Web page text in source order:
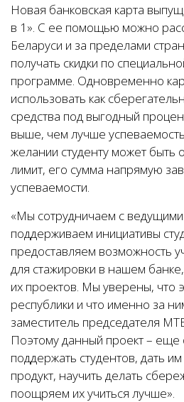
Новая банковская карта
в 1». С ее помощью можно
Беларуси и за пределами
получать скидки по
программе. Одновременно
использовать как
средства под выгодный
выше, чем лучше
желании студенту может быть
лимит, его сумма напрямую
успеваемости.
«Мы сотрудничаем с
поддерживаем инициативы
предоставляем возможность
для стажировки в нашем
их проектов. Мы уверены, что
республики и что именно за
заместитель председателя
Поэтому данный проект – еще
поддержать студентов, дать
продукт, научить делать
поощряем их учиться лучше».